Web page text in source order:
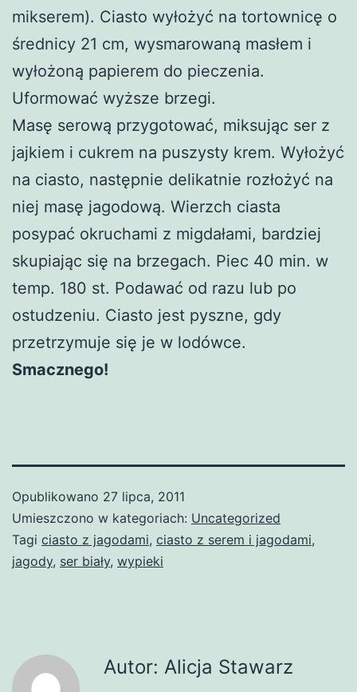
mikserem). Ciasto wyłożyć na tortownicę o
średnicy 21 cm, wysmarowaną masłem i
wyłożoną papierem do pieczenia.
Uformować wyższe brzegi.
Masę serową przygotować, miksując ser z
jajkiem i cukrem na puszysty krem. Wyłożyć
na ciasto, następnie delikatnie rozłożyć na
niej masę jagodową. Wierzch ciasta
posypać okruchami z migdałami, bardziej
skupiając się na brzegach. Piec 40 min. w
temp. 180 st. Podawać od razu lub po
ostudzeniu. Ciasto jest pyszne, gdy
przetrzymuje się je w lodówce.
Smacznego!
Opublikowano 27 lipca, 2011
Umieszczono w kategoriach: Uncategorized
Tagi ciasto z jagodami, ciasto z serem i jagodami,
jagody, ser biały, wypieki
Autor: Alicja Stawarz